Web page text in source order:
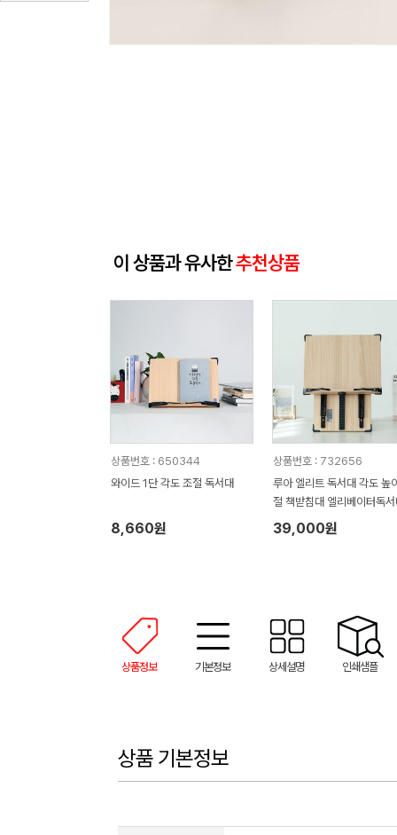
이 상품과 유사한추천상품
상품번호 : 650344
와이드 1단 각도 조절 독서대
8,660원
상품번호 : 732656
루아 엘리트 독서대 각도 높
절 책받침대 엘리베이터독
L34 15단계각도
39,000원
상품정보 기본정보 상세설명 인쇄샘플
상품 기본정보